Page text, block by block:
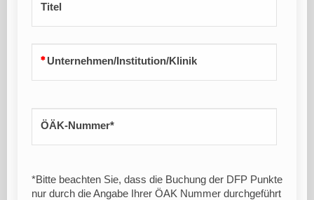
Titel
Unternehmen/Institution/Klinik
ÖÄK-Nummer*
*Bitte beachten Sie, dass die Buchung der DFP Punkte
nur durch die Angabe Ihrer ÖAK Nummer durchgeführt